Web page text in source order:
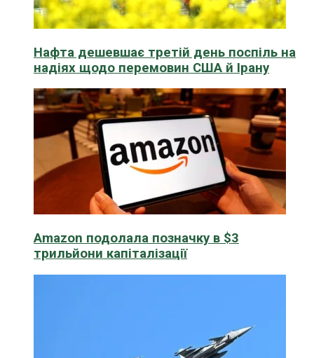
Нафта дешевшає третій день поспіль на
надіях щодо перемовин США й Ірану
Amazon подолала позначку в $3
трильйони капіталізації